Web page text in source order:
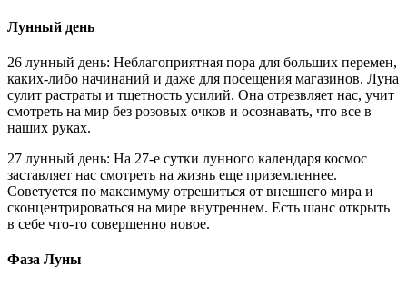
Лунный день
26 лунный день: Неблагоприятная пора для больших перемен,
каких-либо начинаний и даже для посещения магазинов. Луна
сулит растраты и тщетность усилий. Она отрезвляет нас, учит
смотреть на мир без розовых очков и осознавать, что все в
наших руках.
27 лунный день: На 27-е сутки лунного календаря космос
заставляет нас смотреть на жизнь еще приземленнее.
Советуется по максимуму отрешиться от внешнего мира и
сконцентрироваться на мире внутреннем. Есть шанс открыть
в себе что-то совершенно новое.
Фаза Луны